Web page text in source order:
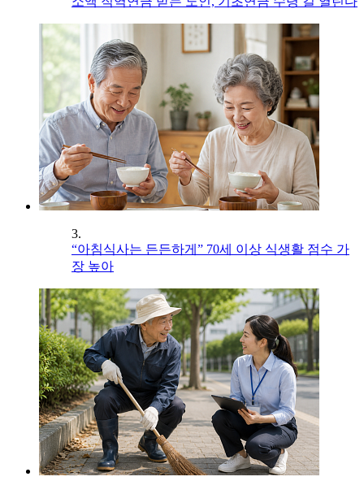
3.
“아침식사는 든든하게” 70세 이상 식생활 점수 가
장 높아